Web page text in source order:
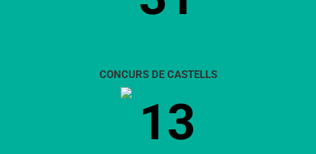
CONCURS DE CASTELLS
13